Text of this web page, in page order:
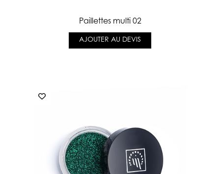
Paillettes multi 02
AJOUTER AU DEVIS